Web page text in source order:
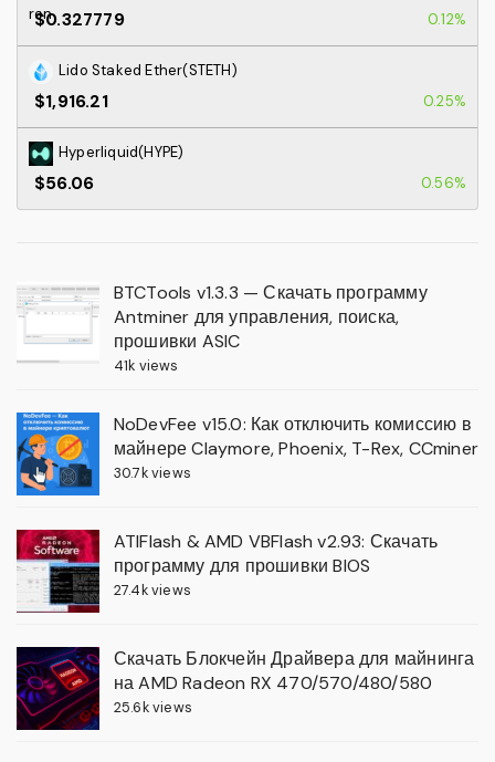
$0.327779 0.12%
Lido Staked Ether(STETH)
$1,916.21 0.25%
Hyperliquid(HYPE)
$56.06 0.56%
BTCTools v1.3.3 — Скачать программу
Antminer для управления, поиска,
прошивки ASIC
41k views
NoDevFee v15.0: Как отключить комиссию в
майнере Claymore, Phoenix, T-Rex, CCminer
30.7k views
ATIFlash & AMD VBFlash v2.93: Скачать
программу для прошивки BIOS
27.4k views
Скачать Блокчейн Драйвера для майнинга
на AMD Radeon RX 470/570/480/580
25.6k views